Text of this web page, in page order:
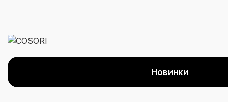
Новинки